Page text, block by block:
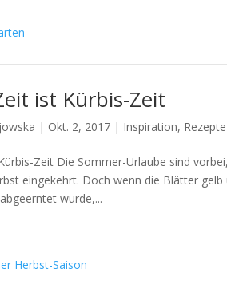
ist Kürbis-Zeit
| Okt. 2, 2017 | Inspiration, Rezepte
Zeit Die Sommer-Urlaube sind
eingekehrt. Doch wenn die Blätter
wurde,...